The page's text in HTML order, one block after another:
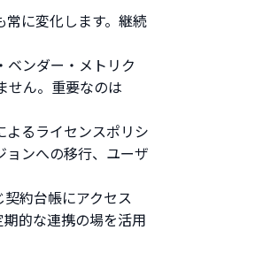
に変化します。継続
ベンダー・メトリク
せん。重要なのは
るライセンスポリシ
ンへの移行、ユーザ
約台帳にアクセス
的な連携の場を活用